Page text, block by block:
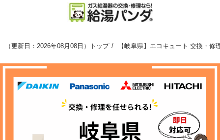
（更新日：2026年08月08日 ） トップ 【岐阜県】エコキュート 交換・